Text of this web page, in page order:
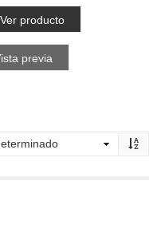
Ver producto
previa